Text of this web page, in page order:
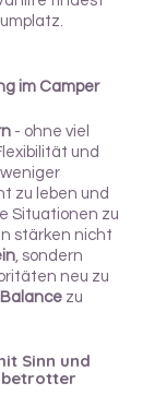
im Camper
- ohne viel
und
zu leben und
Situationen zu
stärken nicht
, sondern
neu zu
zu
Sinn und